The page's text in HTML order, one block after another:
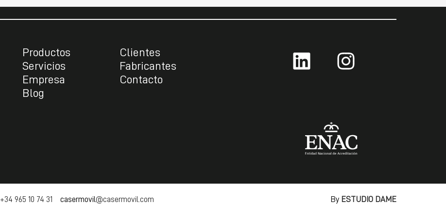
Productos
Servicios
Empresa
Blog
Clientes
Fabricantes
Contacto
+34 965 10 74 31 casermovil@casermovil.com By ESTUDIO DAME